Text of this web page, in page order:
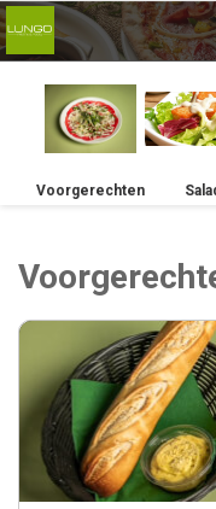
You do not
Voorgerechten